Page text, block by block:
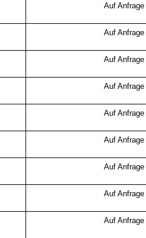
Auf Anfrage
Auf Anfrage
Auf Anfrage
Auf Anfrage
Auf Anfrage
Auf Anfrage
Auf Anfrage
Auf Anfrage
Auf Anfrage